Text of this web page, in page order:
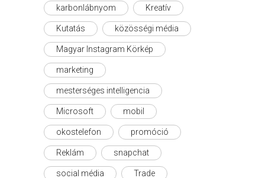
karbonlábnyom Kreatív
Kutatás közösségi média
Magyar Instagram Körkép
marketing
mesterséges intelligencia
Microsoft mobil
okostelefon promóció
Reklám snapchat
social média Trade